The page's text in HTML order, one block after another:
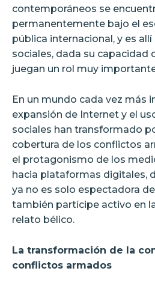
contemporáneos se
permanentemente bajo el
pública internacional, y es
sociales, dada su capacidad
juegan un rol muy
En un mundo cada vez más
expansión de Internet y el
sociales han transformado
cobertura de los conflictos
el protagonismo de los
hacia plataformas digitales,
ya no es solo espectadora
también partícipe activo en
relato bélico.
La transformación de la
conflictos armados